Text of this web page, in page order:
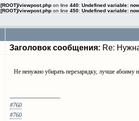
[ROOT]/viewpost.php on line 440: Undefined variable:
[ROOT]/viewpost.php on line 450: Undefined variable:
Заголовок сообщения: Re:
Не ненужно убирать перезарядку, лучше абоиму
#760
#760